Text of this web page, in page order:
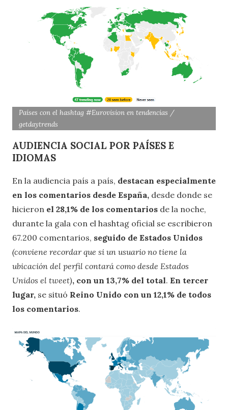
Países con el hashtag #Eurovision en tendencias /
getdaytrends
AUDIENCIA SOCIAL POR PAÍSES E
IDIOMAS
En la audiencia país a país, destacan especialmente
en los comentarios desde España, desde donde se
hicieron el 28,1% de los comentarios de la noche,
durante la gala con el hashtag oficial se escribieron
67.200 comentarios, seguido de Estados Unidos
(conviene recordar que si un usuario no tiene la
ubicación del perfil contará como desde Estados
Unidos el tweet), con un 13,7% del total. En tercer
lugar, se situó Reino Unido con un 12,1% de todos
los comentarios.